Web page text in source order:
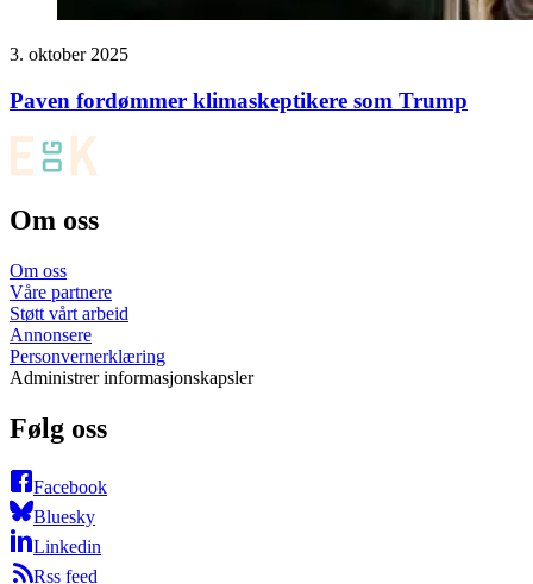
3. oktober 2025
Paven fordømmer klimaskeptikere som Trump
Om oss
Om oss
Våre partnere
Støtt vårt arbeid
Annonsere
Personvernerklæring
Administrer informasjonskapsler
Følg oss
Facebook
Bluesky
Linkedin
Rss feed